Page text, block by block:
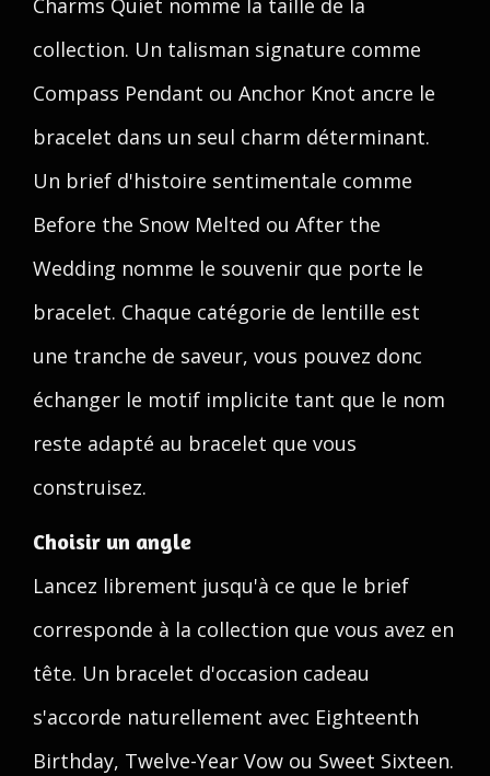
Charms Quiet nomme la taille de la
collection. Un talisman signature comme
Compass Pendant ou Anchor Knot ancre le
bracelet dans un seul charm déterminant.
Un brief d'histoire sentimentale comme
Before the Snow Melted ou After the
Wedding nomme le souvenir que porte le
bracelet. Chaque catégorie de lentille est
une tranche de saveur, vous pouvez donc
échanger le motif implicite tant que le nom
reste adapté au bracelet que vous
construisez.
Choisir un angle
Lancez librement jusqu'à ce que le brief
corresponde à la collection que vous avez en
tête. Un bracelet d'occasion cadeau
s'accorde naturellement avec Eighteenth
Birthday, Twelve-Year Vow ou Sweet Sixteen.